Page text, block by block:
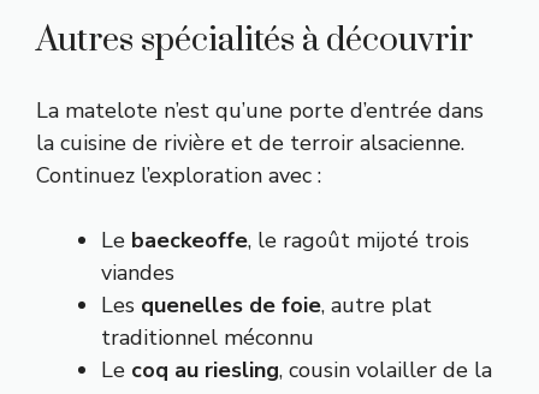
Autres spécialités à découvrir
La matelote n’est qu’une porte d’entrée dans
la cuisine de rivière et de terroir alsacienne.
Continuez l’exploration avec :
Le baeckeoffe, le ragoût mijoté trois
viandes
Les quenelles de foie, autre plat
traditionnel méconnu
Le coq au riesling, cousin volailler de la